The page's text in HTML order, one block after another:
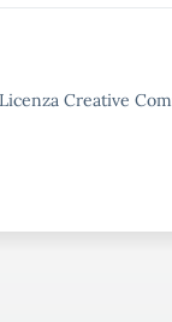
Creative